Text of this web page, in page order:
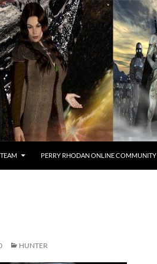
TEAM PERRY RHODAN ONLINE COMMUNITY
HUNTER